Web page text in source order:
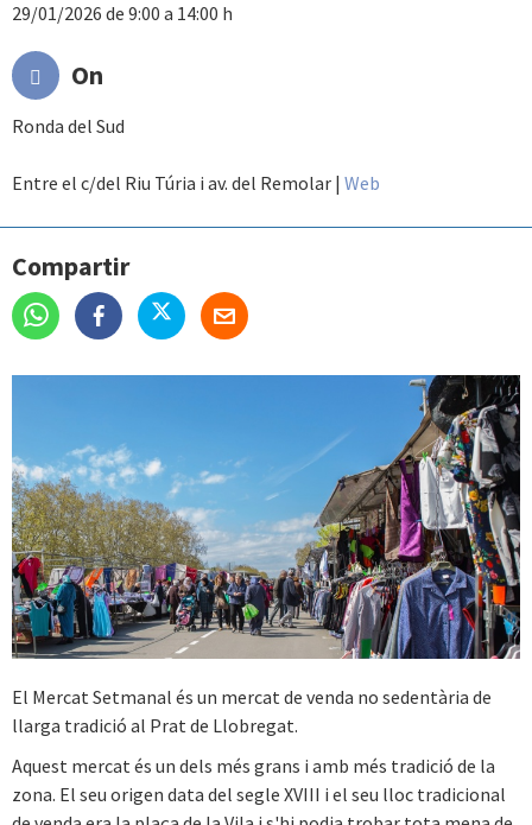
29/01/2026 de 9:00 a 14:00 h
On
Ronda del Sud
Entre el c/del Riu Túria i av. del Remolar | Web
Compartir
El Mercat Setmanal és un mercat de venda no sedentària de
llarga tradició al Prat de Llobregat.
Aquest mercat és un dels més grans i amb més tradició de la
zona. El seu origen data del segle XVIII i el seu lloc tradicional